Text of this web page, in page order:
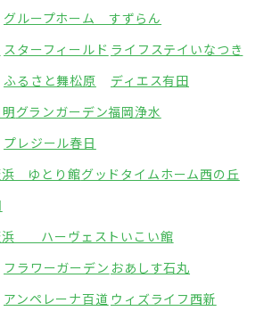
グループホーム すずらん
スターフィールド ライフステイいなつき
ふるさと舞松原
ディエス有田
グランガーデン福岡浄水
プレジール春日
ゆとり館グッドタイムホーム西の丘
浜 ハーヴェストいこい館
フラワーガーデン おあしす石丸
アンペレーナ百道 ウィズライフ西新